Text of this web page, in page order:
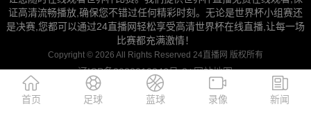
证高清流畅播放,确保您不错过任何精彩时刻。无论是世界杯小组赛还
是决赛,您都可以通过24直播网轻松享受高清世界杯在线直播,让每一场
比赛都充满激情！
Copyright © 2026 All Rights Reserved 24直播网 版权所有
辽ICP备2022010346号-2|网站地图
首页 足球 蓝球 录像 新闻